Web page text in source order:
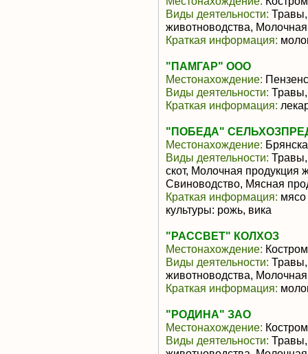
Виды деятельности: Травы,
животноводства,
Краткая информация:
"ПАМГАР" ООО
Местонахождение:
Виды деятельности:
Краткая информация:
"ПОБЕДА"
Местонахождение:
Виды деятельности:
скот, Молочная продукция
Свиноводство, Мясная
Краткая информация: мясо
культуры: рожь, вика
"РАССВЕТ" КОЛХОЗ
Местонахождение:
Виды деятельности: Травы,
животноводства,
Краткая информация:
"РОДИНА" ЗАО
Местонахождение:
Виды деятельности: Травы,